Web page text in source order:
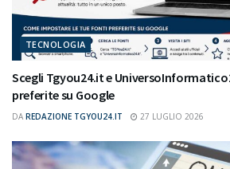
TECNOLOGIA
Scegli Tgyou24.it e
preferite su Google
DA REDAZIONE TGYOU24.IT 27 LUGLIO 2026